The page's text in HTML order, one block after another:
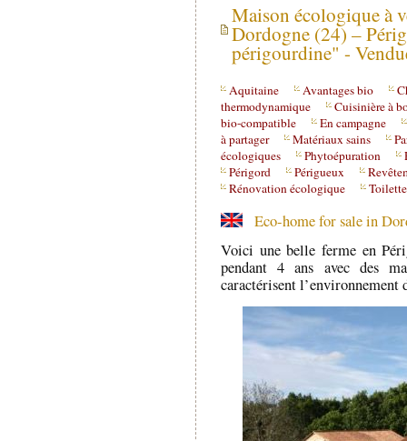
Maison écologique à
Dordogne (24) –
périgourdine" -
Aquitaine Avantages bio
thermodynamique
Cuisinière à
bio-compatible
En campagne
à partager
Matériaux sains
écologiques
Phytoépuration
Périgord
Périgueux
Rénovation écologique
Eco-home for sale in
Voici une belle ferme en
pendant 4 ans avec des
caractérisent l’environnement